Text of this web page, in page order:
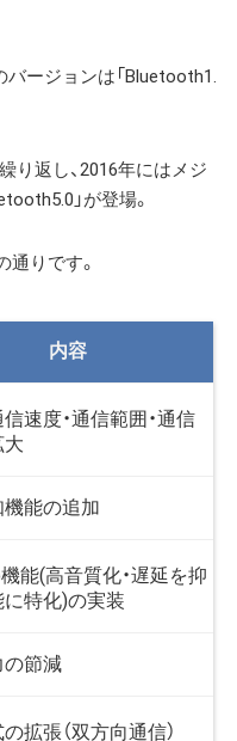
ージョンは「Bluetooth1.
り返し、2016年にはメジ
」が登場。
りです。
内容
速度・通信範囲・通信
大
能の追加
能(高音質化・遅延を抑
に特化)の実装
の節減
拡張（双方向通信）